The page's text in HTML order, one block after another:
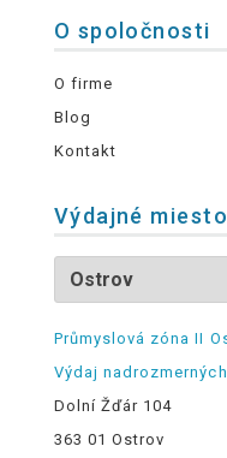
O spoločnosti
O firme
Blog
Kontakt
Výdajné miesto
Průmyslová zóna II
Výdaj
Dolní Žďár 104
363 01 Ostrov